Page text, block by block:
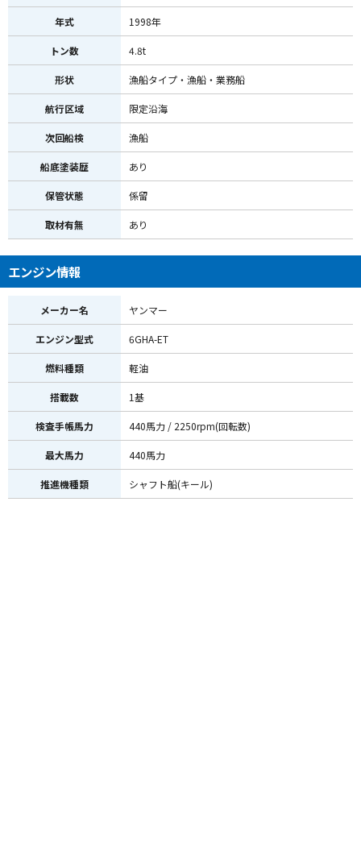
年式 1998年
トン数 4.8t
形状 漁船タイプ・漁船・業務船
航行区域 限定沿海
次回船検 漁船
船底塗装歴 あり
保管状態 係留
取材有無 あり
エンジン情報
メーカー名 ヤンマー
エンジン型式 6GHA-ET
燃料種類 軽油
搭載数 1基
検査手帳馬力 440馬力 / 2250rpm(回転数)
最大馬力 440馬力
推進機種類 シャフト船(キール)